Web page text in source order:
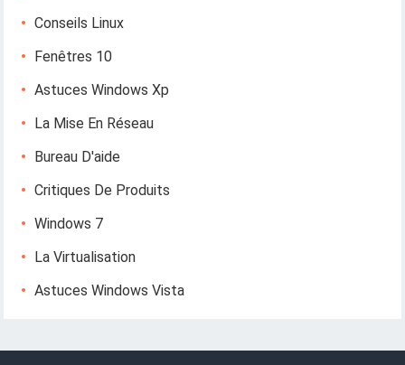
Conseils Linux
Fenêtres 10
Astuces Windows Xp
La Mise En Réseau
Bureau D'aide
Critiques De Produits
Windows 7
La Virtualisation
Astuces Windows Vista